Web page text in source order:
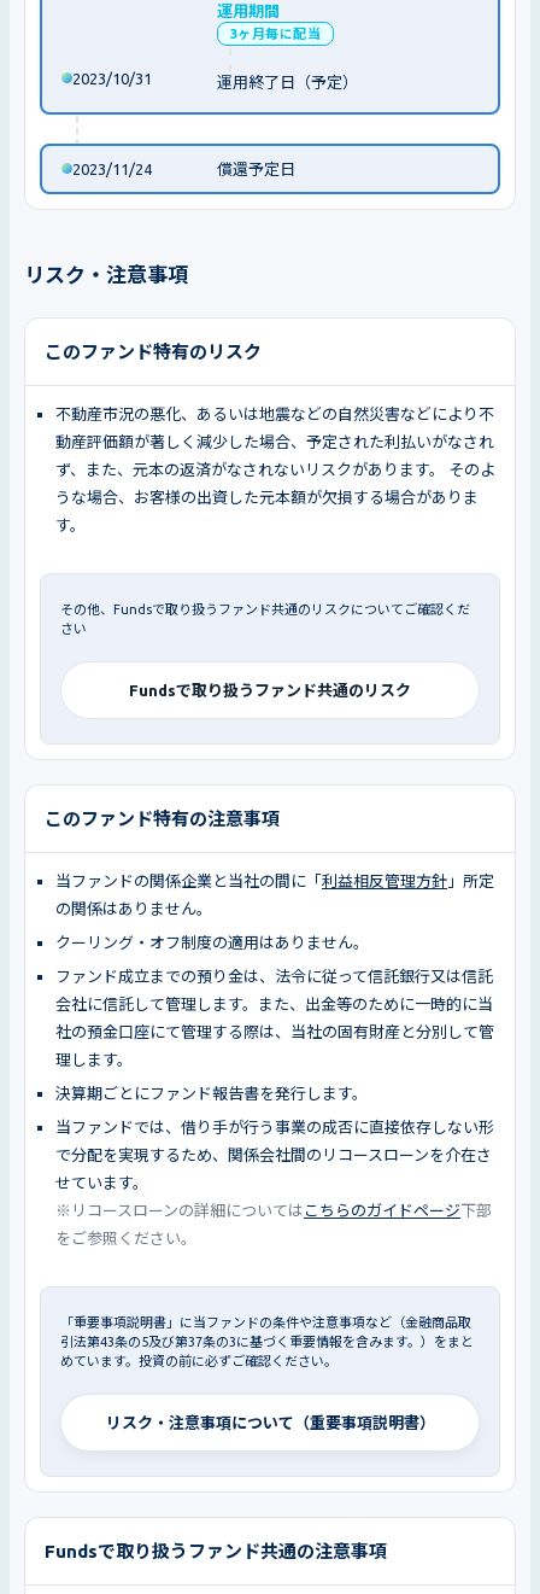
運用期間
3ヶ月毎に配当
2023/10/31 運用終了日（予定）
2023/11/24 償還予定日
リスク・注意事項
このファンド特有のリスク
不動産市況の悪化、あるいは地震などの自然災害などにより不
動産評価額が著しく減少した場合、予定された利払いがなされ
ず、また、元本の返済がなされないリスクがあります。 そのよ
うな場合、お客様の出資した元本額が欠損する場合がありま
す。
その他、Fundsで取り扱うファンド共通のリスクについてご確認くだ
さい
Fundsで取り扱うファンド共通のリスク
このファンド特有の注意事項
当ファンドの関係企業と当社の間に「利益相反管理方針 」所定
の関係はありません。
クーリング・オフ制度の適用はありません。
ファンド成立までの預り金は、法令に従って信託銀行又は信託
会社に信託して管理します。また、出金等のために一時的に当
社の預金口座にて管理する際は、当社の固有財産と分別して管
理します。
決算期ごとにファンド報告書を発行します。
当ファンドでは、借り手が行う事業の成否に直接依存しない形
で分配を実現するため、関係会社間のリコースローンを介在さ
せています。
※リコースローンの詳細については こちらのガイドページ下部
をご参照ください。
「重要事項説明書」に当ファンドの条件や注意事項など（金融商品取
引法第43条の5及び第37条の3に基づく重要情報を含みます。）をまと
めています。投資の前に必ずご確認ください。
リスク・注意事項について（重要事項説明書）
Fundsで取り扱うファンド共通の注意事項